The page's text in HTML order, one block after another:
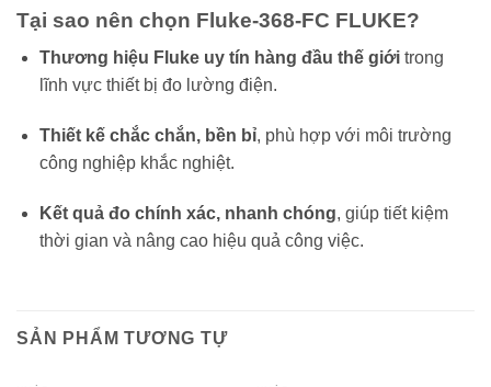
Tại sao nên chọn Fluke-368-FC FLUKE?
Thương hiệu Fluke uy tín hàng đầu thế giớitrong
lĩnh vực thiết bị đo lường điện.
Thiết kế chắc chắn, bền bỉ, phù hợp với môi trường
công nghiệp khắc nghiệt.
Kết quả đo chính xác, nhanh chóng, giúp tiết kiệm
thời gian và nâng cao hiệu quả công việc.
SẢN PHẨM TƯƠNG TỰ